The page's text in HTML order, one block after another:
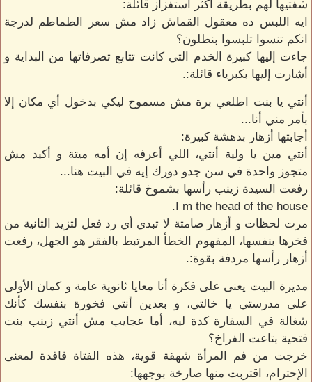
شفتيها لهم بطريقة أكثر استفزاز قائلة:
ايه اللبس ده معقول القماش زاد مش سعر الطماطم لدرجة
انكم تنسوا تلبسوا بنطلون؟
جاءت إليها كبيرة الخدم التي كانت تتابع تصرفاتها من البداية و
أشارت إليها بكبرياء قائلة:.
أنتي يا بنت اطلعي برة مش مسموح ليكي بدخول أي مكان إلا
بأمر مني أنا...
أجابتها أزهار بدهشة كبيرة:
أنتي مين يا ولية أنتي، اللي أعرفه إن أمه ميتة و أكيد مش
متجوز واحدة في سن جدو دورك إيه في البيت هنا...
رفعت السيدة زينب رأسها بشموخ قائلة:
I m the head of the house.
مرت لحظات و أزهار صامتة لا تبدي أي رد فعل لتزيد الثانية من
فخرها بنفسها، المفهوم الخطأ المرتبط بالفقر هو الجهل، رفعت
أزهار رأسها مردفة بقوة:.
مديرة البيت يعنى على فكرة أنا معايا ثانوية عامة و كمان الأولى
على مدرستي يا خالتي، و بعدين أنتي فخورة بنفسك كأنك
شغالة في السفارة كدة ليه، أما عجايب مش أنتي زينب بنت
فتحية بتاعت الفراخ؟
خرجت من فم المرأة شهقة قوية، هذه الفتاة فاقدة لمعنى
الإحترام، اقتربت منها صارخة بوجهها: